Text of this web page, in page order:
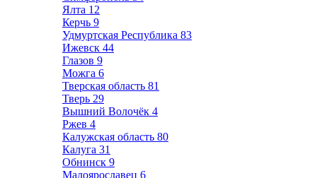
Ялта 12
Керчь 9
Удмуртская Республика 83
Ижевск 44
Глазов 9
Можга 6
Тверская область 81
Тверь 29
Вышний Волочёк 4
Ржев 4
Калужская область 80
Калуга 31
Обнинск 9
Малоярославец 6